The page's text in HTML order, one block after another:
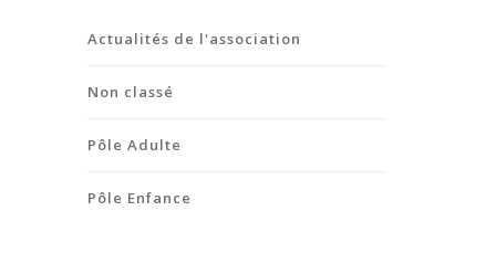
Actualités de l'association
Non classé
Pôle Adulte
Pôle Enfance